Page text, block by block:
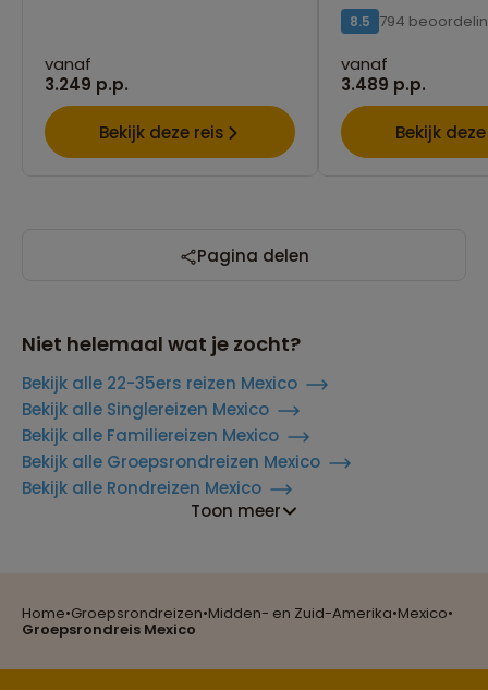
Home•Groepsrondreizen•Midden- en Zuid-Amerika•Mexico•
Groepsrondreis Mexico
vanaf
3.249 p.p.
Bekijk deze reis
8.5 794
vanaf
3.489 p.p.
Bekijk
Pagina delen
Niet helemaal wat je zocht?
Bekijk alle 22-35ers reizen Mexico
Bekijk alle Singlereizen Mexico
Bekijk alle Familiereizen Mexico
Bekijk alle Groepsrondreizen Mexico
Bekijk alle Rondreizen Mexico
Toon meer
Reizen met oog voor mens, cultuur en milieu
Groepsreizen mét indivuele vrijheid